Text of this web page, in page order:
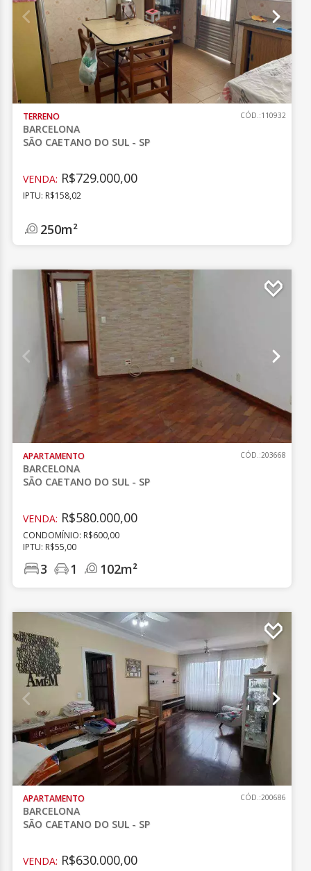
TERRENO
BARCELONA
SÃO CAETANO DO SUL - SP
CÓD.:110932
VENDA: R$729.000,00
IPTU: R$158,02
250m²
APARTAMENTO
BARCELONA
SÃO CAETANO DO SUL - SP
CÓD.:203668
VENDA: R$580.000,00
CONDOMÍNIO: R$600,00
IPTU: R$55,00
3 1 102m²
APARTAMENTO
BARCELONA
SÃO CAETANO DO SUL - SP
CÓD.:200686
VENDA: R$630.000,00